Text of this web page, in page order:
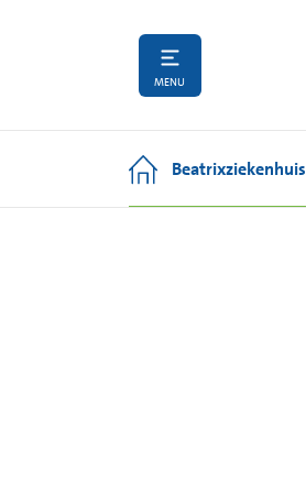
MENU
Beatrixziekenhuis